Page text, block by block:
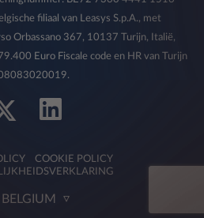
het recht om de eerder
met betrekking tot de in
doeleinden in te
hierboven beschreven
filiaal van Leasys S.p.A., met
Orbassano 367, 10137 Turijn, Italië,
Euro Fiscale code en HR van Turijn
COOKIE POLICY
BELGIUM